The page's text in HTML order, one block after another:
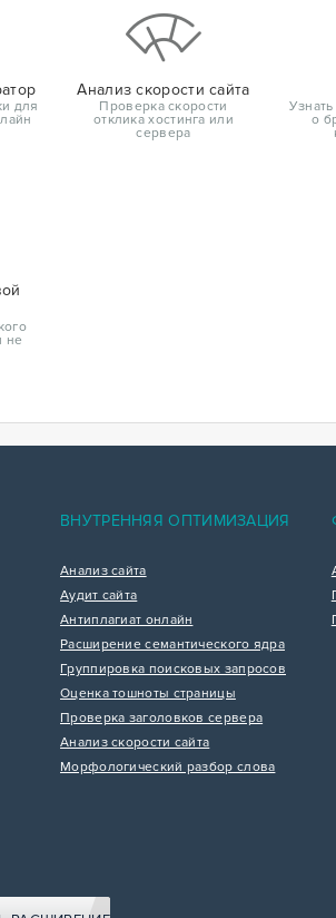
для
Анализ скорости сайта
Проверка скорости
отклика хостинга или
сервера
о
не
ВНУТРЕННЯЯ ОПТИМИЗАЦИЯ
Анализ сайта
Аудит сайта
Антиплагиат онлайн
Расширение семантического ядра
Группировка поисковых запросов
Оценка тошноты страницы
Проверка заголовков сервера
Анализ скорости сайта
Морфологический разбор слова